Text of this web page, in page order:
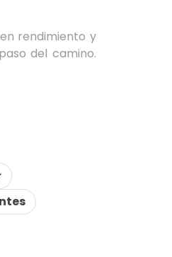
rendimiento y
del camino.